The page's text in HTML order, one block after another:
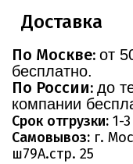
Доставка
По Москве: от
бесплатно.
По России: до
компании
Срок отгрузки: 1-
Самовывоз: г.
ш79А.стр. 25